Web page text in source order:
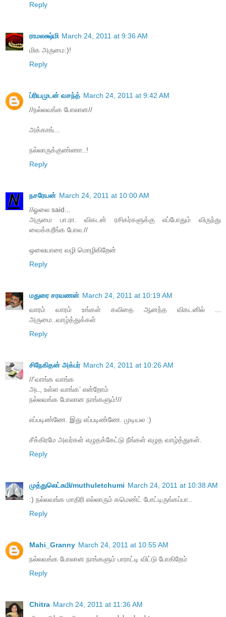
Reply
ராமலக்ஷ்மி March 24, 2011 at 9:36 AM
மிக அருமை:)!
Reply
ப்ரியமுடன் வசந்த் March 24, 2011 at 9:42 AM
//நல்லவங்க போலான//
அக்காங்...
நல்லாருக்குண்ணா..!
Reply
நசரேயன் March 24, 2011 at 10:00 AM
//ஓலை said...
அருமை பா.ரா. விகடன் ரசிகர்களுக்கு எப்போதும் விருந்து
வைக்கறீங்க போல.//
ஒலையாரை வழி மொழிகிறேன்
Reply
மதுரை சரவணன் March 24, 2011 at 10:19 AM
வாரம் வாரம் உங்கள் கவிதை ஆனந்த விகடனில் ...
அருமை..வாழ்த்துக்கள்
Reply
சிநேகிதன் அக்பர் March 24, 2011 at 10:26 AM
//'வாங்க வாங்க
அட, உள்ள வாங்க’ என்றோம்
நல்லவங்க போலான நாங்களும்!//
எப்படிண்ணே. இது எப்படிண்ணே. முடியல :)
சீக்கிரமே அவர்கள் எழுதக்கேட்டு நீங்கள் எழுத வாழ்த்துகள்.
Reply
முத்துலெட்சுமி/muthuletchumi March 24, 2011 at 10:38 AM
:) நல்லவங்க மாதிரி எல்லாரும் கமெண்ட் போட்டிருங்கப்பா..
Reply
Mahi_Granny March 24, 2011 at 10:55 AM
நல்லவங்க போலான நாங்களும் பாராட்டி விட்டு போகிறேம்
Reply
Chitra March 24, 2011 at 11:36 AM